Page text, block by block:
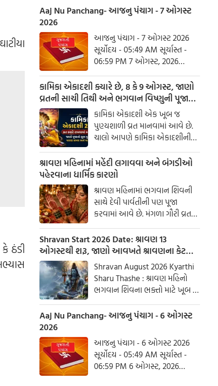
ઠંડી
Aaj Nu Panchang- આજનુ પંચાગ - 7 ઓગસ્ટ
2026
આજનુ પંચાગ - 7 ઓગસ્ટ 2026
સૂર્યોદય - 05:49 AM સૂર્યાસ્ત -
06:59 PM 7 ઓગસ્ટ, 2026
શુક્રવાર આષાઢ વદ નોમ - વિક્રમ
સંવત 2082
કામિકા એકાદશી ક્યારે છે, 8 કે 9 ઓગસ્ટ, જાણો
વ્રતની સાચી તિથી અને ભગવાન વિષ્ણુની પૂજાનું
શુભ મુહૂર્ત
કામિકા એકાદશી એક ખૂબ જ
પુણ્યશાળી વ્રત માનવામાં આવે છે.
ચાલો આપણે કામિકા એકાદશીની
ચોક્કસ તારીખ અને આ દિવસે પૂજા
કરવાનો શુભ સમય જાણીએ.
શ્રાવણ મહિનામાં મહેંદી લગાવવા અને બંગડીઓ
પહેરવાના ધાર્મિક કારણો
શ્રાવણ મહિનામાં ભગવાન શિવની
સાથે દેવી પાર્વતીની પણ પૂજા
કરવામાં આવે છે. મંગળા ગૌરી વ્રત
અને હરિયાળી તીજ જેવા પ્રસંગોએ
મહેંદી લગાવવી અને લીલા રંગના
કપડાં પહેરવા એ પતિના લાંબા
માટે શુભ માનવામાં આવે છે.
આપણી પરંપરાઓમાં, સ્ત્રીઓને
પ્રકૃતિનું સ્વરૂપ માનવામાં આવે છે.
Shravan Start 2026 Date: શ્રાવણ 13
ઓગસ્ટથી શરૂ, જાણો આવખતે શ્રાવણના કેટલા
સોમવાર રહેશે
Shravan August 2026 Kyarthi
Sharu Thashe : શ્રાવણ મહિનો
ભગવાન શિવના ભક્તો માટે ખૂબ જ
ખાસ છે. આ મહિનામાં ભગવાન
શિવની પૂજા કરવાથી ઈચ્છાઓ
ઝડપથી પૂર્ણ થાય છે. ધાર્મિક
માન્યતાઓ અનુસાર, ભગવાન શિવે
આ મહિનામાં દેવી પાર્વતીને પોતાની
પત્ની તરીકે સ્વીકાર્યા હતા. ચાલો
જાણીએ કે આ વર્ષે શ્રાવણમાં કેટલા
Aaj Nu Panchang- આજનુ પંચાગ - 6 ઓગસ્ટ
2026
આજનુ પંચાગ - 6 ઓગસ્ટ 2026
સૂર્યોદય - 05:49 AM સૂર્યાસ્ત -
06:59 PM 6 ઓગસ્ટ, 2026